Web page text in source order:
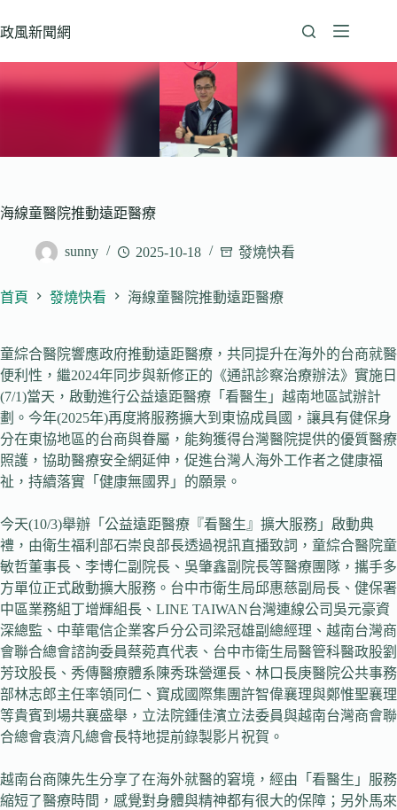
至
政風新聞網
海線童醫院推動遠距醫療
sunny 2025-10-18 發燒快看
首頁 發燒快看 海線童醫院推動遠距醫療
童綜合醫院響應政府推動遠距醫療，共同提升在海外的台商就醫
便利性，繼2024年同步與新修正的《通訊診察治療辦法》實施日
(7/1)當天，啟動進行公益遠距醫療「看醫生」越南地區試辦計
劃。今年(2025年)再度將服務擴大到東協成員國，讓具有健保身
分在東協地區的台商與眷屬，能夠獲得台灣醫院提供的優質醫療
照護，協助醫療安全網延伸，促進台灣人海外工作者之健康福
祉，持續落實「健康無國界」的願景。
今天(10/3)舉辦「公益遠距醫療『看醫生』擴大服務」啟動典
禮，由衛生福利部石崇良部長透過視訊直播致詞，童綜合醫院童
敏哲董事長、李博仁副院長、吳肇鑫副院長等醫療團隊，攜手多
方單位正式啟動擴大服務。台中市衛生局邱惠慈副局長、健保署
中區業務組丁增輝組長、LINE TAIWAN台灣連線公司吳元豪資
深總監、中華電信企業客戶分公司梁冠雄副總經理、越南台灣商
會聯合總會諮詢委員蔡菀真代表、台中市衛生局醫管科醫政股劉
芳玟股長、秀傳醫療體系陳秀珠營運長、林口長庚醫院公共事務
部林志郎主任率領同仁、寶成國際集團許智偉襄理與鄭惟聖襄理
等貴賓到場共襄盛舉，立法院鍾佳濱立法委員與越南台灣商會聯
合總會袁濟凡總會長特地提前錄製影片祝賀。
越南台商陳先生分享了在海外就醫的窘境，經由「看醫生」服務
縮短了醫療時間，感覺對身體與精神都有很大的保障；另外馬來